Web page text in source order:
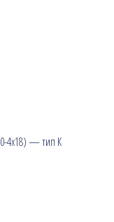
4х18) — тип К